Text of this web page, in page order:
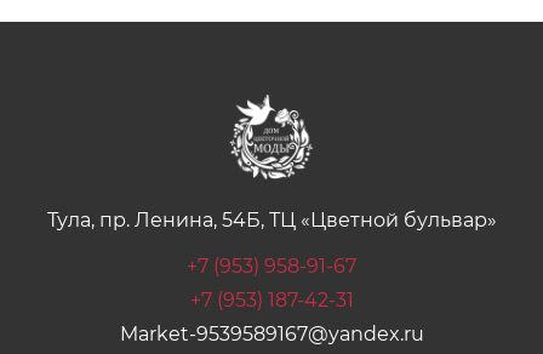
Тула, пр. Ленина, 54Б, ТЦ «Цветной бульвар»
+7 (953) 958-91-67
+7 (953) 187-42-31
Market-9539589167@yandex.ru